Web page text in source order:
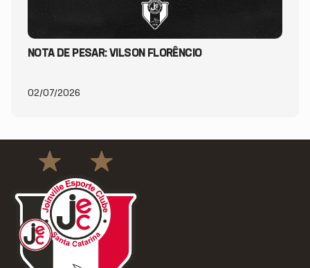
NOTA DE PESAR: VILSON FLORÊNCIO
02/07/2026